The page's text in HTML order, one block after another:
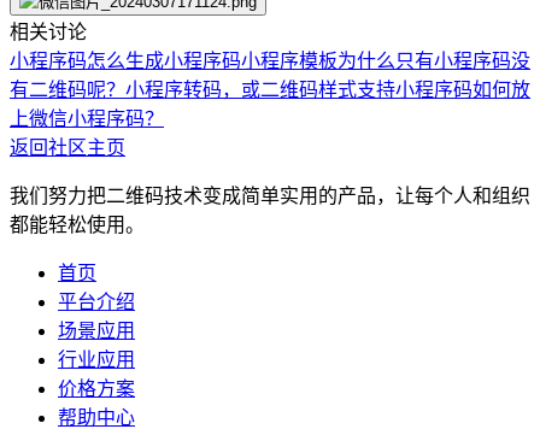
相关讨论
小程序码怎么生成小程序码小程序模板为什么只有小程序码没
有二维码呢？ 小程序转码，或二维码样式支持小程序码如何放
上微信小程序码？
返回社区主页
我们努力把二维码技术变成简单实用的产品，让每个人和组织
都能轻松使用。
首页
平台介绍
场景应用
行业应用
价格方案
帮助中心